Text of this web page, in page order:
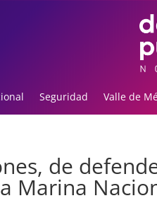
Seguridad Valle de
de
Marina